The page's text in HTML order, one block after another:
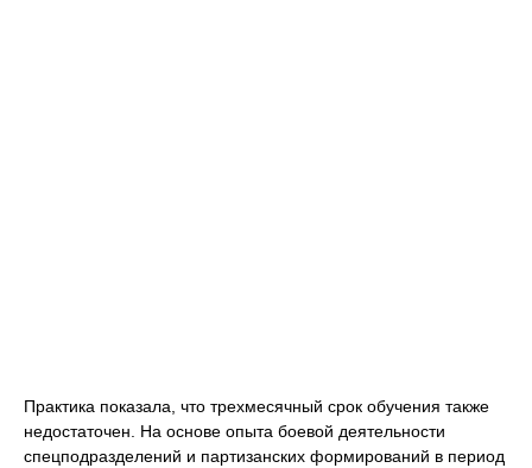
Практика показала, что трехмесячный срок обучения также
недостаточен. На основе опыта боевой деятельности
спецподразделений и партизанских формирований в период